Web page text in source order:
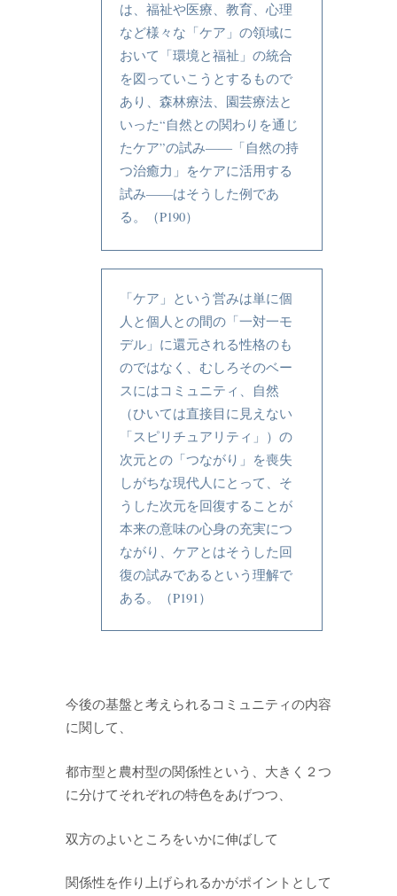
は、福祉や医療、教育、心理
など様々な「ケア」の領域に
おいて「環境と福祉」の統合
を図っていこうとするもので
あり、森林療法、園芸療法と
いった“自然との関わりを通じ
たケア”の試み――「自然の持
つ治癒力」をケアに活用する
試み――はそうした例であ
る。（P190）
「ケア」という営みは単に個
人と個人との間の「一対一モ
デル」に還元される性格のも
のではなく、むしろそのベー
スにはコミュニティ、自然
（ひいては直接目に見えない
「スピリチュアリティ」）の
次元との「つながり」を喪失
しがちな現代人にとって、そ
うした次元を回復することが
本来の意味の心身の充実につ
ながり、ケアとはそうした回
復の試みであるという理解で
ある。（P191）
今後の基盤と考えられるコミュニティの内容
に関して、
都市型と農村型の関係性という、大きく２つ
に分けてそれぞれの特色をあげつつ、
双方のよいところをいかに伸ばして
関係性を作り上げられるかがポイントとして